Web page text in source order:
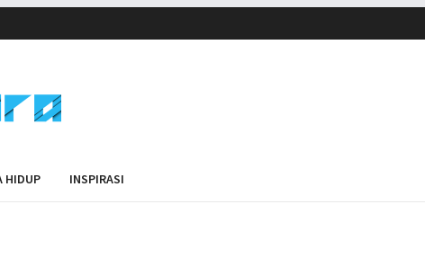
HIDUP INSPIRASI